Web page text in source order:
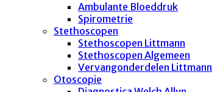
Ambulante Bloeddruk
Spirometrie
Stethoscopen
Stethoscopen Littmann
Stethoscopen Algemeen
Vervangonderdelen Littmann
Otoscopie